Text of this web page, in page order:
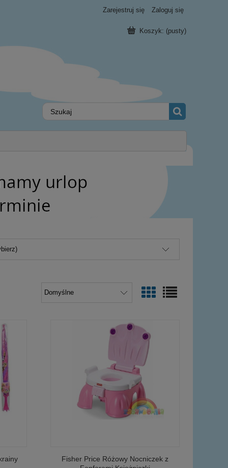
Zarejestruj się Zaloguj się
Koszyk: (pusty)
Fisher Price Różowy Nocniczek z